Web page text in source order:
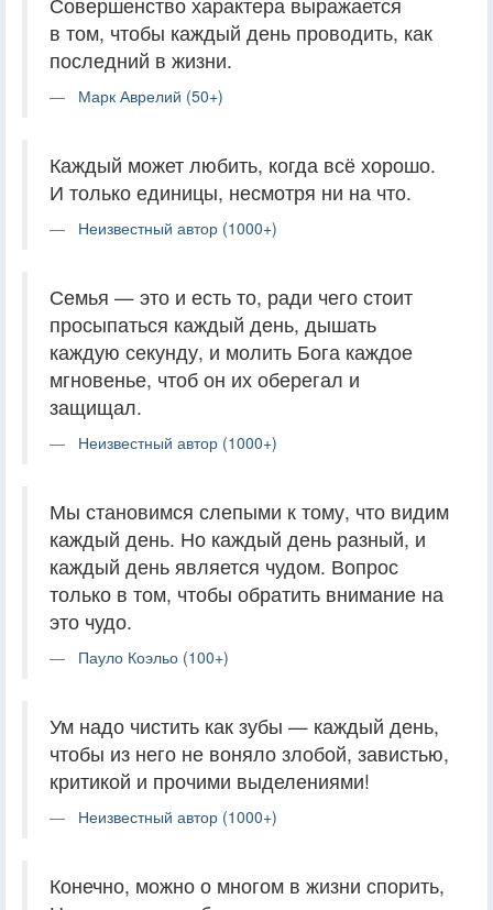
в том, чтобы каждый день проводить, как
последний в жизни.
Марк Аврелий (50+)
Каждый может любить, когда всё хорошо.
И только единицы, несмотря ни на что.
Неизвестный автор (1000+)
Семья — это и есть то, ради чего стоит
просыпаться каждый день, дышать
каждую секунду, и молить Бога каждое
мгновенье, чтоб он их оберегал и
защищал.
Неизвестный автор (1000+)
Мы становимся слепыми к тому, что видим
каждый день. Но каждый день разный, и
каждый день является чудом. Вопрос
только в том, чтобы обратить внимание на
это чудо.
Пауло Коэльо (100+)
Ум надо чистить как зубы — каждый день,
чтобы из него не воняло злобой, завистью,
критикой и прочими выделениями!
Неизвестный автор (1000+)
Конечно, можно о многом в жизни спорить,